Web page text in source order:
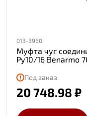
013-3960
Муфта чуг
Ру10/16 Benarmo
Под заказ
20 748.98 ₽